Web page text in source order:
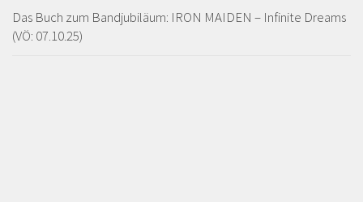
Das Buch zum Bandjubiläum: IRON MAIDEN – Infinite Dreams
(VÖ: 07.10.25)